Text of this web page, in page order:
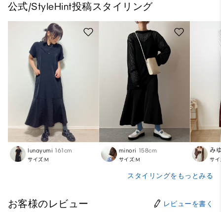
公式/StyleHint投稿スタイリング
lunayumi 161cm
サイズ:M
minori 158cm
サイズ:M
み
サ
スタイリングをもっとみる
お客様のレビュー レビューを書く